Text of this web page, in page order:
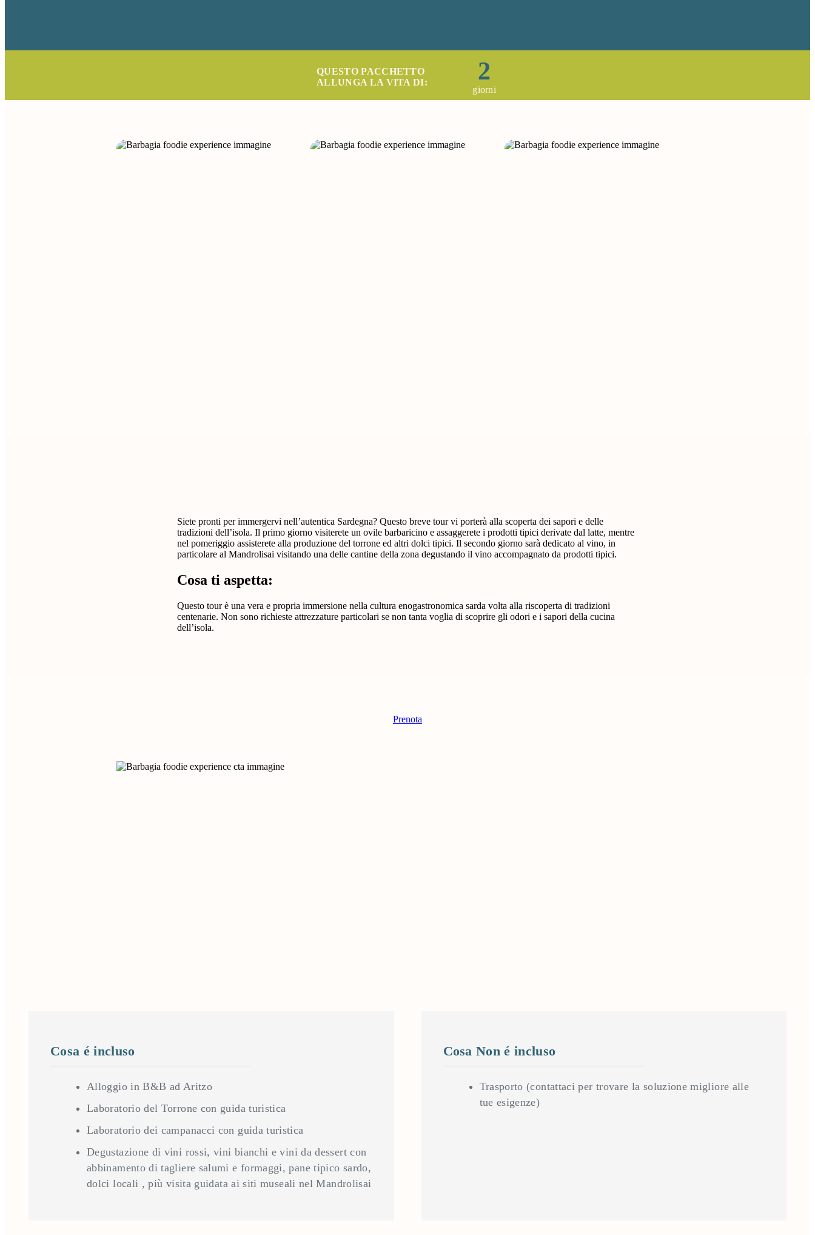
QUESTO PACCHETTO
ALLUNGA LA VITA DI:
2
giorni
Siete pronti per immergervi nell’autentica Sardegna? Questo breve tour vi porterà alla scoperta dei sapori e delle
tradizioni dell’isola. Il primo giorno visiterete un ovile barbaricino e assaggerete i prodotti tipici derivate dal latte, mentre
nel pomeriggio assisterete alla produzione del torrone ed altri dolci tipici. Il secondo giorno sarà dedicato al vino, in
particolare al Mandrolisai visitando una delle cantine della zona degustando il vino accompagnato da prodotti tipici.
Cosa ti aspetta:
Questo tour è una vera e propria immersione nella cultura enogastronomica sarda volta alla riscoperta di tradizioni
centenarie. Non sono richieste attrezzature particolari se non tanta voglia di scoprire gli odori e i sapori della cucina
dell’isola.
Prenota
Cosa é incluso
Alloggio in B&B ad Aritzo
Laboratorio del Torrone con guida turistica
Laboratorio dei campanacci con guida turistica
Degustazione di vini rossi, vini bianchi e vini da dessert con
abbinamento di tagliere salumi e formaggi, pane tipico sardo,
dolci locali , più visita guidata ai siti museali nel Mandrolisai
Cosa Non é incluso
Trasporto (contattaci per trovare la soluzione migliore alle
tue esigenze)